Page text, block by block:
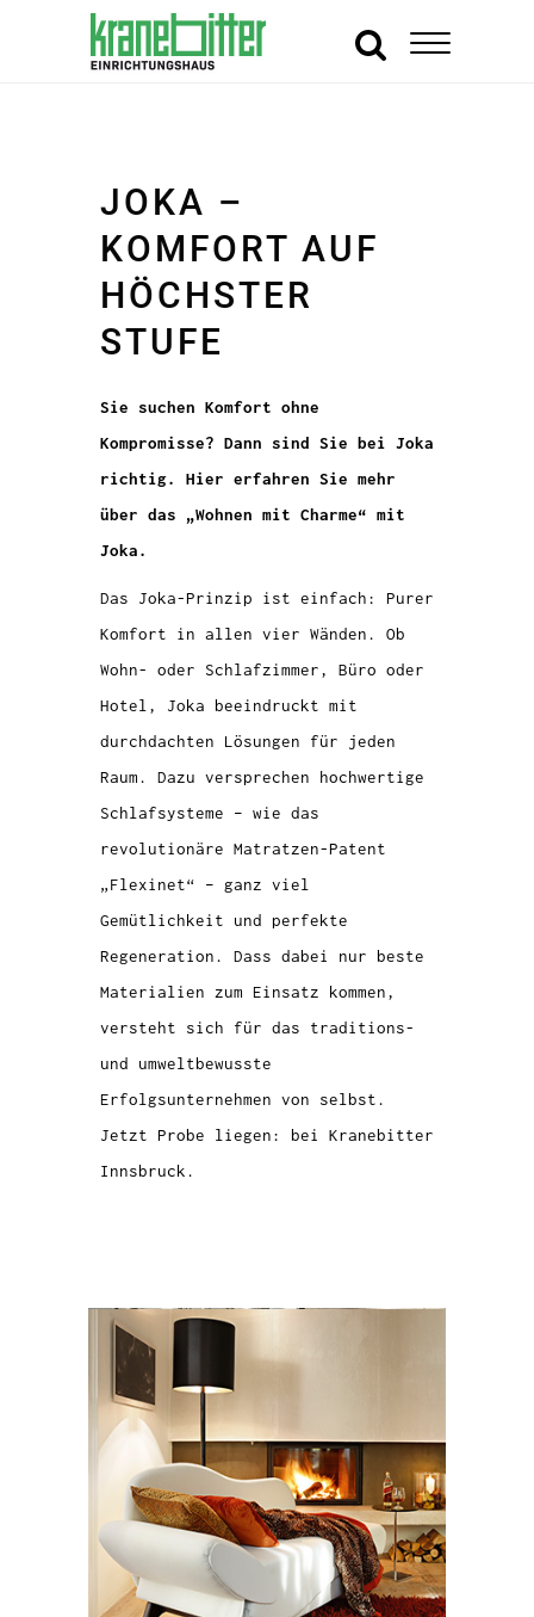
JOKA –
KOMFORT AUF
HÖCHSTER
STUFE
Sie suchen Komfort ohne
Kompromisse? Dann sind Sie bei Joka
richtig. Hier erfahren Sie mehr
über das „Wohnen mit Charme“ mit
Joka.
Das Joka-Prinzip ist einfach: Purer
Komfort in allen vier Wänden. Ob
Wohn- oder Schlafzimmer, Büro oder
Hotel, Joka beeindruckt mit
durchdachten Lösungen für jeden
Raum. Dazu versprechen hochwertige
Schlafsysteme – wie das
revolutionäre Matratzen-Patent
„Flexinet“ – ganz viel
Gemütlichkeit und perfekte
Regeneration. Dass dabei nur beste
Materialien zum Einsatz kommen,
versteht sich für das traditions-
und umweltbewusste
Erfolgsunternehmen von selbst.
Jetzt Probe liegen: bei Kranebitter
Innsbruck.